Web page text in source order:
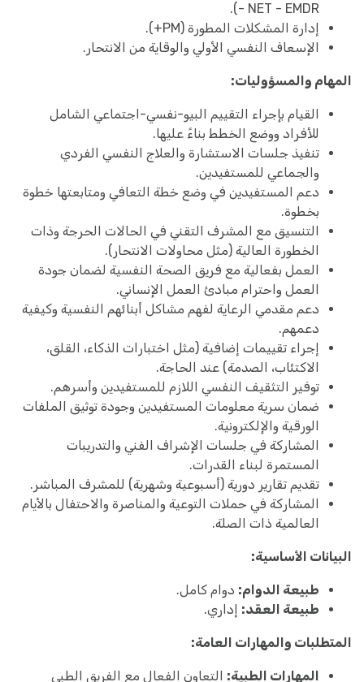
- NET - EMDR).
إدارة المشكلات المطورة (PM+).
الإسعاف النفسي الأولي والوقاية من الانتحار.
المهام والمسؤوليات:
القيام بإجراء التقييم البيو-نفسي-اجتماعي الشامل
للأفراد ووضع الخطط بناءً عليها.
تنفيذ جلسات الاستشارة والعلاج النفسي الفردي
والجماعي للمستفيدين.
دعم المستفيدين في وضع خطة التعافي ومتابعتها خطوة
بخطوة.
التنسيق مع المشرف التقني في الحالات الحرجة وذات
الخطورة العالية (مثل محاولات الانتحار).
العمل بفعالية مع فريق الصحة النفسية لضمان جودة
العمل واحترام مبادئ العمل الإنساني.
دعم مقدمي الرعاية لفهم مشاكل أبنائهم النفسية وكيفية
دعمهم.
إجراء تقييمات إضافية (مثل اختبارات الذكاء، القلق،
الاكتئاب، الصدمة) عند الحاجة.
توفير التثقيف النفسي اللازم للمستفيدين وأسرهم.
ضمان سرية معلومات المستفيدين وجودة توثيق الملفات
الورقية والإلكترونية.
المشاركة في جلسات الإشراف الفني والتدريبات
المستمرة لبناء القدرات.
تقديم تقارير دورية (أسبوعية وشهرية) للمشرف المباشر.
المشاركة في حملات التوعية والمناصرة والاحتفال بالأيام
العالمية ذات الصلة.
البيانات الأساسية:
طبيعة الدوام: دوام كامل.
طبيعة العقد: إداري.
المتطلبات والمهارات العامة:
المهارات الطبية: التعاون الفعال مع الفريق الطبي